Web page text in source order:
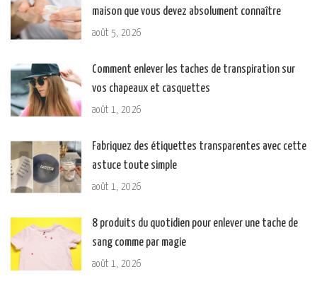
maison que vous devez absolument connaître
août 5, 2026
Comment enlever les taches de transpiration sur
vos chapeaux et casquettes
août 1, 2026
Fabriquez des étiquettes transparentes avec cette
astuce toute simple
août 1, 2026
8 produits du quotidien pour enlever une tache de
sang comme par magie
août 1, 2026